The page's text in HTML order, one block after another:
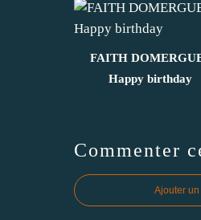
FAITH
Happy birthday
Commenter
Ajouter